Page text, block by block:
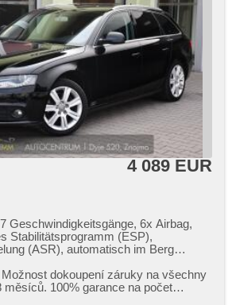
4 089 EUR
Geschwindigkeitsgänge, 6x Airbag,
Stabilitätsprogramm (ESP),
(ASR), automatisch im Berg
LED denní svícení, Alufelgen,
ruční brzda, parkovací senzory
dokoupení záruky na všechny
100% garance na počet